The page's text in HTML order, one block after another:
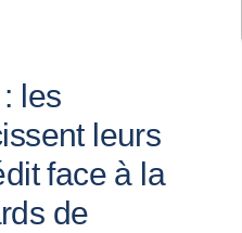
les
leurs
face à la
de